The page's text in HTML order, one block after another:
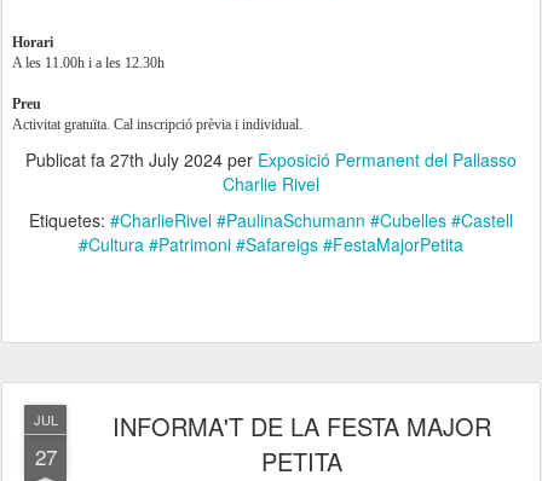
Horari
A les 11.00h i a les 12.30h
Preu
Activitat gratuïta. Cal inscripció prèvia i individual.
Publicat fa 27th July 2024 per Exposició Permanent del Pallasso
Charlie Rivel
Etiquetes: #CharlieRivel #PaulinaSchumann #Cubelles #Castell
#Cultura #Patrimoni #Safareigs #FestaMajorPetita
JUL
27
INFORMA'T DE LA FESTA MAJOR
PETITA